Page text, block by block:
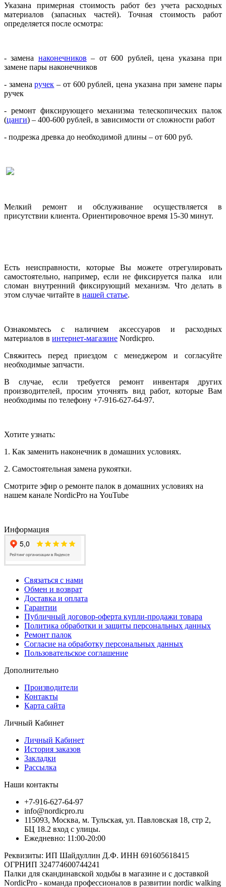
Указана примерная стоимость работ без учета расходных
материалов (запасных частей). Точная стоимость работ
определяется после осмотра:
- замена наконечников – от 600 рублей, цена указана при
замене пары наконечников
- заменаручек – от 600 рублей, цена указана при замене пары
ручек
- ремонт фиксирующего механизма телескопических палок
(цанги) – 400-600 рублей, в зависимости от сложности работ
- подрезка древка до необходимой длины – от 600 руб.
Мелкий ремонт и обслуживание осуществляется в
присутствии клиента. Ориентировочное время 15-30 минут.
Есть неисправности, которые Вы можете отрегулировать
самостоятельно, например, если не фиксируется палка или
сломан внутренний фиксирующий механизм. Что делать в
этом случае читайте в нашей статье.
Ознакомьтесь с наличием аксессуаров и расходных
материалов в интернет-магазине Nordicpro.
Свяжитесь перед приездом с менеджером и согласуйте
необходимые запчасти.
В случае, если требуется ремонт инвентаря других
производителей, просим уточнять вид работ, которые Вам
необходимы по телефону +7-916-627-64-97.
Хотите узнать:
1. Как заменить наконечник в домашних условиях.
2. Самостоятельная замена рукоятки.
Смотрите эфир о ремонте палок в домашних условиях на
нашем канале NordicPro на YouTube
Информация
Связаться с нами
Обмен и возврат
Доставка и оплата
Гарантии
Публичный договор-оферта купли-продажи товара
Политика обработки и защиты персональных данных
Ремонт палок
Согласие на обработку персональных данных
Пользовательское соглашение
Дополнительно
Производители
Контакты
Карта сайта
Личный Кабинет
Личный Кабинет
История заказов
Закладки
Рассылка
Наши контакты
+7-916-627-64-97
info@nordicpro.ru
115093, Москва, м. Тульская, ул. Павловская 18, стр 2,
БЦ 18.2 вход с улицы.
Ежедневно: 11:00-20:00
Реквизиты: ИП Шайдуллин Д.Ф. ИНН 691605618415
ОГРНИП 324774600744241
Палки для скандинавской ходьбы в магазине и с доставкой
NordicPro - команда профессионалов в развитии nordic walking